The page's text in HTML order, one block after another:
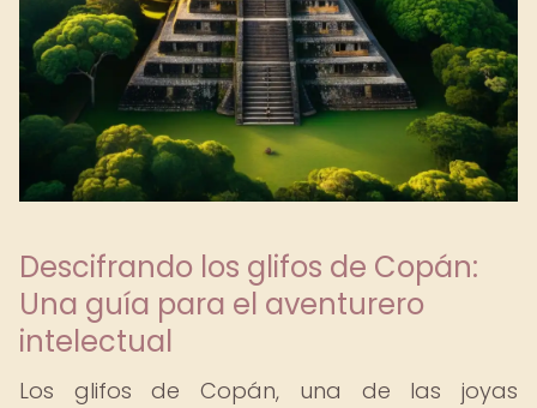
Descifrando los glifos de Copán:
Una guía para el aventurero
intelectual
Los glifos de Copán, una de las joyas